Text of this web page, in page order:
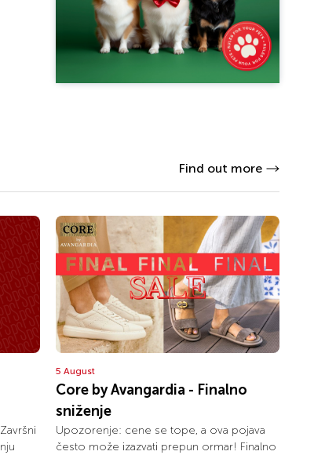
Find out more
5 August
Core by Avangardia - Finalno
sniženje
Upozorenje: cene se tope, a ova pojava
često može izazvati prepun ormar! Finalno